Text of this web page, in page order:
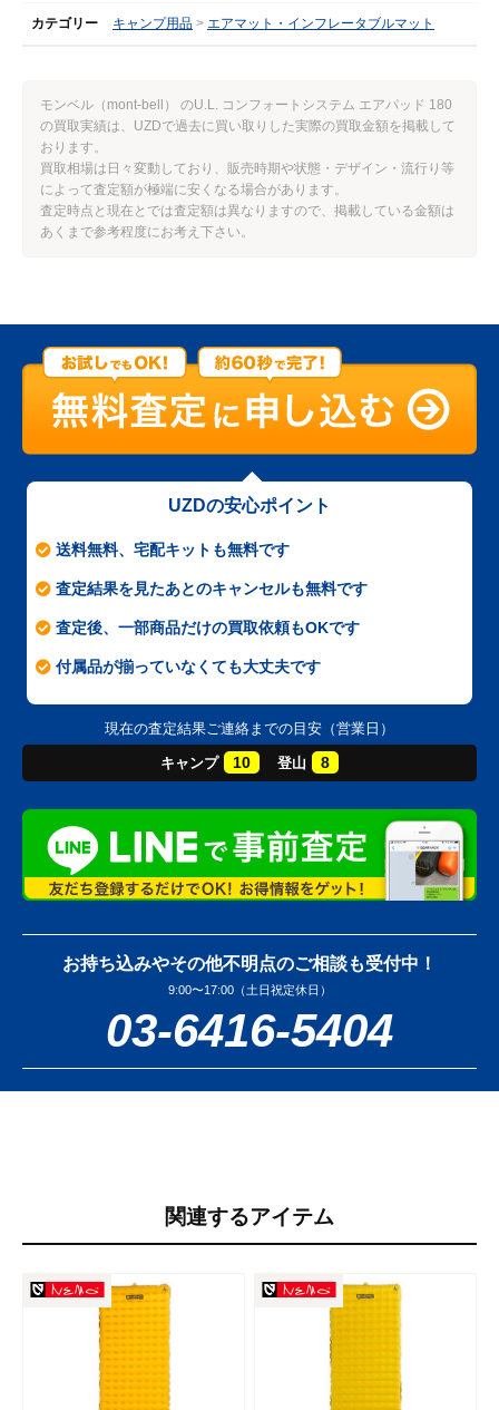
カテゴリー キャンプ用品 エアマット・インフレータブルマット
モンベル（mont-bell） のU.L. コンフォートシステム エアパッド 180
の買取実績は、UZDで過去に買い取りした実際の買取金額を掲載して
おります。
買取相場は日々変動しており、販売時期や状態・デザイン・流行り等
によって査定額が極端に安くなる場合があります。
査定時点と現在とでは査定額は異なりますので、掲載している金額は
あくまで参考程度にお考え下さい。
UZDの安心ポイント
送料無料、宅配キットも無料です
査定結果を見たあとのキャンセルも無料です
査定後、一部商品だけの買取依頼もOKです
付属品が揃っていなくても大丈夫です
現在の査定結果ご連絡までの目安（営業日）
キャンプ 10 登山 8
お持ち込みやその他不明点のご相談も受付中！
9:00〜17:00（土日祝定休日）
03-6416-5404
関連するアイテム